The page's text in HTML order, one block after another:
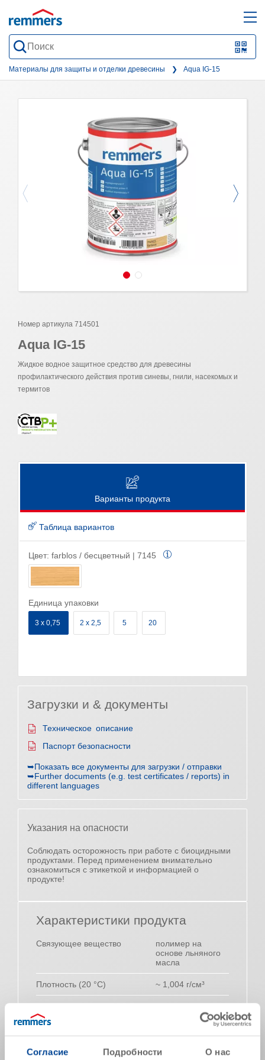
Согласие Подробности О нас
QR-
form
Материалы для защиты и отделки древесины Aqua IG-15
Номер артикула 714501
Aqua IG-15
Жидкое водное защитное средство для древесины
профилактического действия против синевы, гнили, насекомых и
термитов
Варианты продукта
Таблица вариантов
Цвет: farblos / бесцветный | 7145
Единица упаковки
3 x 0,75 2 x 2,5 5 20
Загрузки и & документы
Техническое описание
Паспорт безопасности
➥Показать все документы для загрузки / отправки
➥Further documents (e.g. test certificates / reports) in
different languages
Указания на опасности
Соблюдать осторожность при работе с биоцидными
продуктами. Перед применением внимательно
ознакомиться с этикеткой и информацией о
продукте!
Характеристики продукта
Связующее вещество
полимер на
основе льняного
масла
Плотность (20 °C) ~ 1,004 г/см³
Запах характерный
Время стекания (сек.) в
вискозиметре (20° C, ISO 3)